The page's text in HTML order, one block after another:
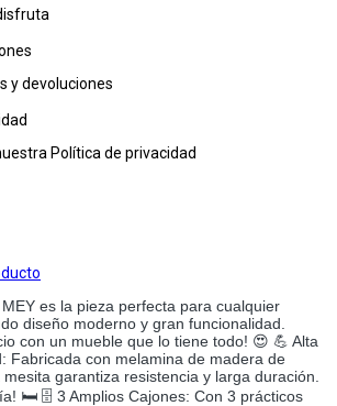
y devoluciones
Política de privacidad
es la pieza perfecta para cualquier
diseño moderno y gran funcionalidad.
con un mueble que lo tiene todo! 😍 💪 Alta
Fabricada con melamina de madera de
garantiza resistencia y larga duración.
🛏️ 🗄️ 3 Amplios Cajones: Con 3 prácticos